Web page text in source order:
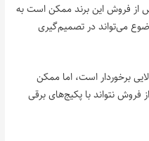
از فروش این برند ممکن است به
می‌تواند در تصمیم‌گیری
برخوردار است، اما ممکن
نتواند با پکیج‌های برقی